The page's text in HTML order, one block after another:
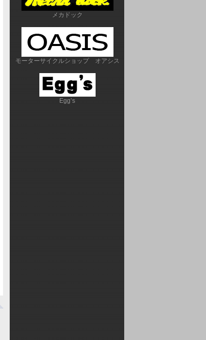
メカドック
モーターサイクルショップ　オアシス
Egg’s